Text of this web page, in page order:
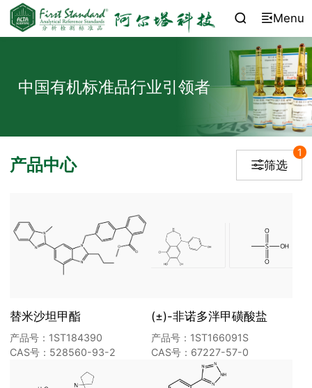
 Menu
中国有机标准品行业引领者
产品中心 筛选
1
替米沙坦甲酯
产品号：1ST184390
CAS号：528560-93-2
(±)-非诺多泮甲磺酸盐
产品号：1ST166091S
CAS号：67227-57-0